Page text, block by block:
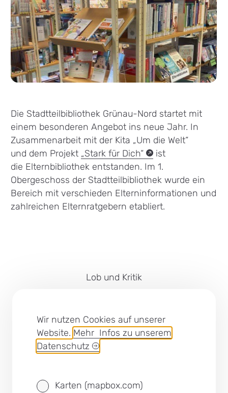
Wir nutzen Cookies auf unserer
Website. Mehr Infos zu unserem
Datenschutz
Karten (mapbox.com)
Die Stadtteilbibliothek Grünau-Nord startet mit
einem besonderen Angebot ins neue Jahr. In
Zusammenarbeit mit der Kita „Um die Welt“
und dem Projekt „Stark für Dich“ (externer Link)
ist
die Elternbibliothek entstanden. Im 1.
Obergeschoss der Stadtteilbibliothek wurde ein
Bereich mit verschieden Elterninformationen und
zahlreichen Elternratgebern etabliert.
Lob und Kritik
Barrierefreiheit
Cookies